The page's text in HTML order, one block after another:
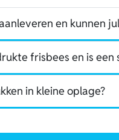
en kunnen
frisbees en is
in kleine oplage?